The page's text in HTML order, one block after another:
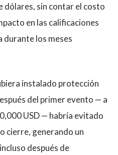
dólares, sin contar el costo
en las calificaciones
los meses
instalado protección
del primer evento — a
USD — habría evitado
cierre, generando un
después de